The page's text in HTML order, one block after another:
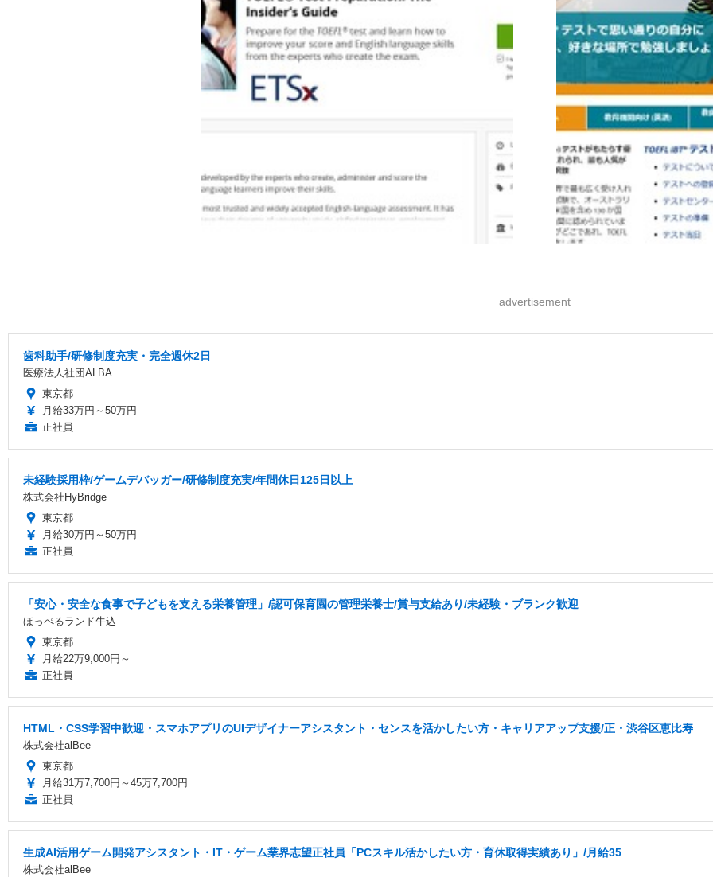
advertisement
歯科助手/研修制度充実・完全週休2日
医療法人社団ALBA
東京都
月給33万円～50万円
正社員
未経験採用枠/ゲームデバッガー/研修制度充実/年間休日125日以上
株式会社HyBridge
東京都
月給30万円～50万円
正社員
「安心・安全な食事で子どもを支える栄養管理」/認可保育園の管理栄養士/賞与支給あり/未経験・ブランク歓迎
ほっぺるランド牛込
東京都
月給22万9,000円～
正社員
HTML・CSS学習中歓迎・スマホアプリのUIデザイナーアシスタント・センスを活かしたい方・キャリアアップ支援/正・渋谷区恵比寿
株式会社alBee
東京都
月給31万7,700円～45万7,700円
正社員
生成AI活用ゲーム開発アシスタント・IT・ゲーム業界志望正社員「PCスキル活かしたい方・育休取得実績あり」/月給35
株式会社alBee